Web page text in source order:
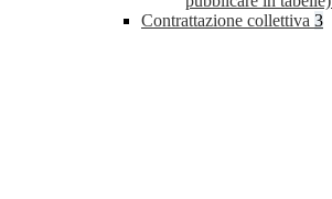
Contrattazione collettiva 3